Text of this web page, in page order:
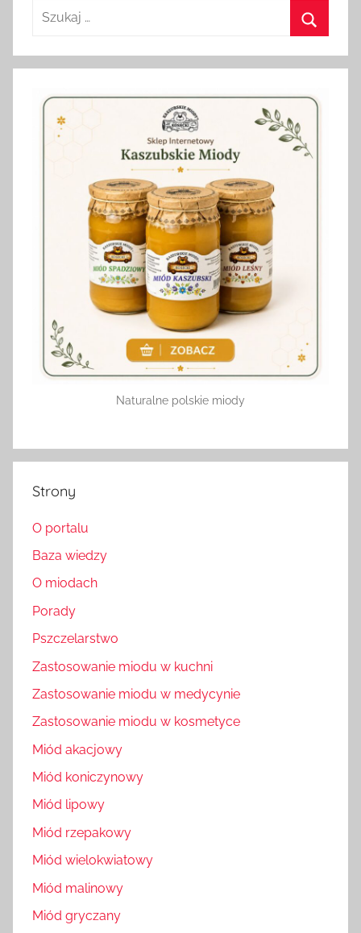
Szukaj:
Naturalne polskie miody
Strony
O portalu
Baza wiedzy
O miodach
Porady
Pszczelarstwo
Zastosowanie miodu w kuchni
Zastosowanie miodu w medycynie
Zastosowanie miodu w kosmetyce
Miód akacjowy
Miód koniczynowy
Miód lipowy
Miód rzepakowy
Miód wielokwiatowy
Miód malinowy
Miód gryczany